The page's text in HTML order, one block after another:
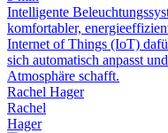
Intelligente
komfortabler,
Internet of Things (IoT)
sich automatisch anpasst
Atmosphäre schafft.
Rachel Hager
Rachel
Hager